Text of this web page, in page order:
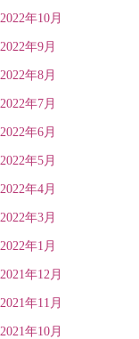
2022年10月
2022年9月
2022年8月
2022年7月
2022年6月
2022年5月
2022年4月
2022年3月
2022年1月
2021年12月
2021年11月
2021年10月